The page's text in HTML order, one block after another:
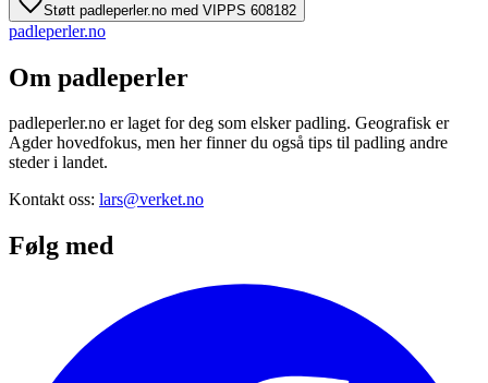
Støtt padleperler.no med VIPPS 608182
padleperler.no
Om padleperler
padleperler.no er laget for deg som elsker padling. Geografisk er
Agder hovedfokus, men her finner du også tips til padling andre
steder i landet.
Kontakt oss: lars@verket.no
Følg med